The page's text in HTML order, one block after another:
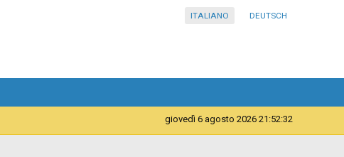
ITALIANO DEUTSCH
giovedì 6 agosto 2026 21:52:32